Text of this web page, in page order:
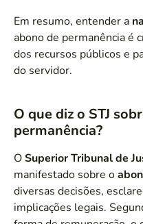
Em resumo, entender a
abono de permanência é
dos recursos públicos e
do servidor.
O que diz o STJ
permanência?
OSuperior Tribunal de
manifestado sobre o
diversas decisões,
implicações legais.